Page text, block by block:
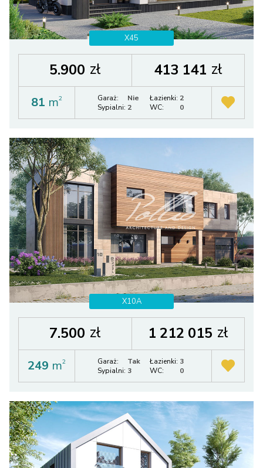
X45
5.900 zł 413 141 zł
81 m2 Garaż:
Nie
Sypialni: 2
Łazienki: 2
WC:
0
X10A
7.500 zł 1 212 015 zł
249 m2 Garaż:
Tak
Sypialni: 3
Łazienki: 3
WC:
0